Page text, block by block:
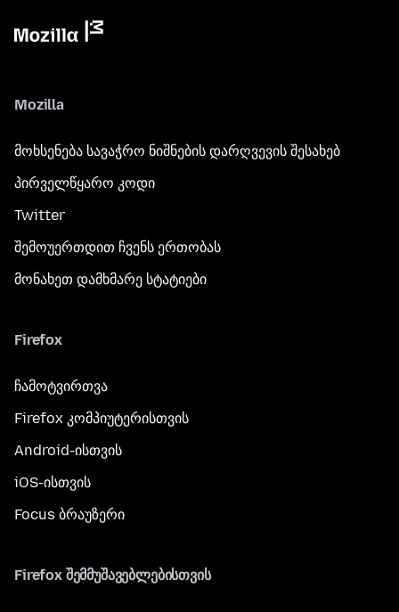
Mozilla
მოხსენება სავაჭრო ნიშნების დარღვევის შესახებ
პირველწყარო კოდი
Twitter
შემოუერთდით ჩვენს ერთობას
მონახეთ დამხმარე სტატიები
Firefox
ჩამოტვირთვა
Firefox კომპიუტერისთვის
Android-ისთვის
iOS-ისთვის
Focus ბრაუზერი
Firefox შემმუშავებლებისთვის